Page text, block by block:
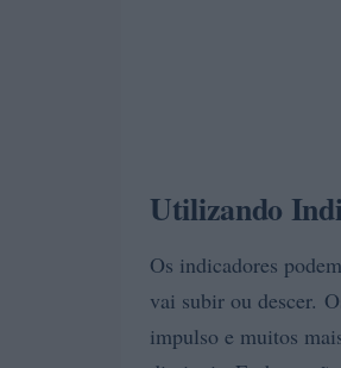
Utilizando
Os indicadores
vai subir ou descer.
impulso e muitos